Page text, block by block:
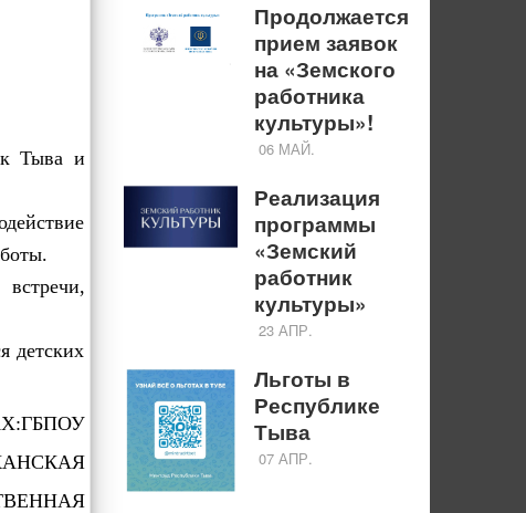
Тыва и
детских
Продолжается
прием заявок
на «Земского
работника
культуры»!
06 МАЙ.
Реализация
программы
«Земский
работник
культуры»
23 АПР.
Льготы в
Республике
Тыва
07 АПР.